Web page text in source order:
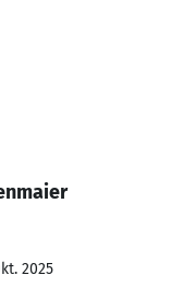
2025